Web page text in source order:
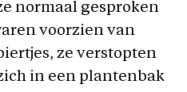
normaal gesproken
voorzien van
ze verstopten
in een plantenbak